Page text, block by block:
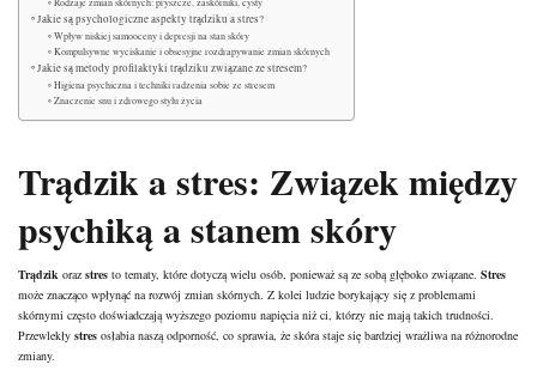
Jakie są psychologiczne aspekty trądziku a stres?
Wpływ niskiej samooceny i depresji na stan skóry
Kompulsywne wyciskanie i obsesyjne rozdrapywanie zmian skórnych
Jakie są metody profilaktyki trądziku związane ze stresem?
Higiena psychiczna i techniki radzenia sobie ze stresem
Znaczenie snu i zdrowego stylu życia
Trądzik a stres: Związek między
psychiką a stanem skóry
Trądzik oraz stres to tematy, które dotyczą wielu osób, ponieważ są ze sobą głęboko związane. Stres
może znacząco wpłynąć na rozwój zmian skórnych. Z kolei ludzie borykający się z problemami
skórnymi często doświadczają wyższego poziomu napięcia niż ci, którzy nie mają takich trudności.
Przewlekły stres osłabia naszą odporność, co sprawia, że skóra staje się bardziej wrażliwa na różnorodne
zmiany.